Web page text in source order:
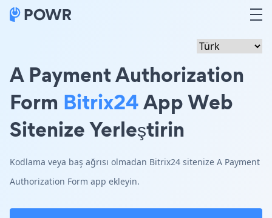
A Payment Authorization
Form Bitrix24App Web
Sitenize Yerleştirin
Kodlama veya baş ağrısı olmadan Bitrix24 sitenize A Payment
Authorization Form app ekleyin.